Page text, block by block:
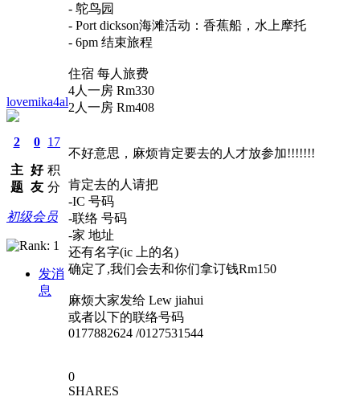
lovemika4al
2
主
题
0
好
友
17
积
分
初级会员
发消
息
- 鸵鸟园
- Port dickson海滩活动：香蕉船，水上摩托
- 6pm 结束旅程
住宿 每人旅费
4人一房 Rm330
2人一房 Rm408
不好意思，麻烦肯定要去的人才放参加!!!!!!!
肯定去的人请把
-IC 号码
-联络 号码
-家 地址
还有名字(ic 上的名)
确定了,我们会去和你们拿订钱Rm150
麻烦大家发给 Lew jiahui
或者以下的联络号码
0177882624 /0127531544
0
SHARES